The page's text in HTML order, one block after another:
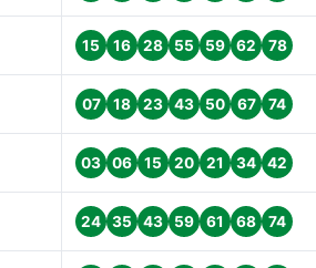
15 16 28 55 59 62 78
07 18 23 43 50 67 74
03 06 15 20 21 34 42
24 35 43 59 61 68 74